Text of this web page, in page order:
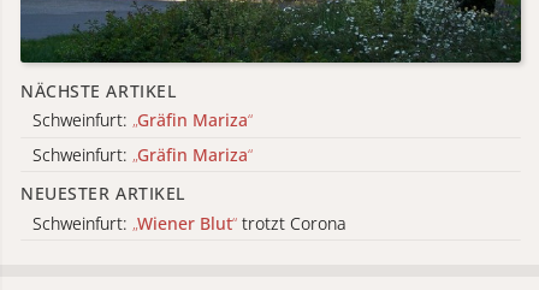
NÄCHSTE ARTIKEL
Schweinfurt: „Gräfin Mariza“
Schweinfurt: „Gräfin Mariza“
NEUESTER ARTIKEL
Schweinfurt: „Wiener Blut“ trotzt Corona